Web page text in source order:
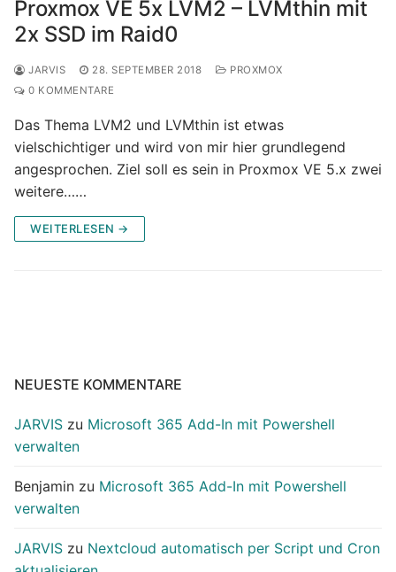
Proxmox VE 5x LVM2 – LVMthin mit
2x SSD im Raid0
JARVIS 28. SEPTEMBER 2018
PROXMOX
0 KOMMENTARE
Das Thema LVM2 und LVMthin ist etwas
vielschichtiger und wird von mir hier grundlegend
angesprochen. Ziel soll es sein in Proxmox VE 5.x zwei
weitere……
WEITERLESEN →
NEUESTE KOMMENTARE
JARVIS zu Microsoft 365 Add-In mit Powershell
verwalten
Benjamin zu Microsoft 365 Add-In mit Powershell
verwalten
JARVIS zu Nextcloud automatisch per Script und Cron